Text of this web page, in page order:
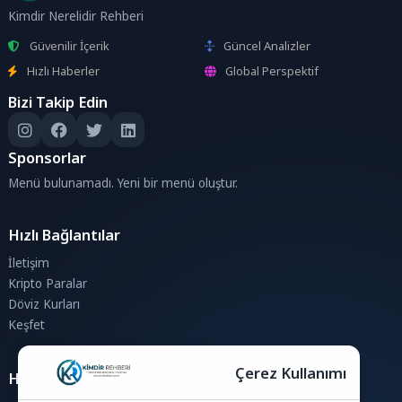
Kimdir Nerelidir Rehberi
Güvenilir İçerik
Güncel Analizler
Hızlı Haberler
Global Perspektif
Bizi Takip Edin
Sponsorlar
Menü bulunamadı. Yeni bir menü oluştur.
Hızlı Bağlantılar
İletişim
Kripto Paralar
Döviz Kurları
Keşfet
Hesaplamalar Çerez Kullanımı